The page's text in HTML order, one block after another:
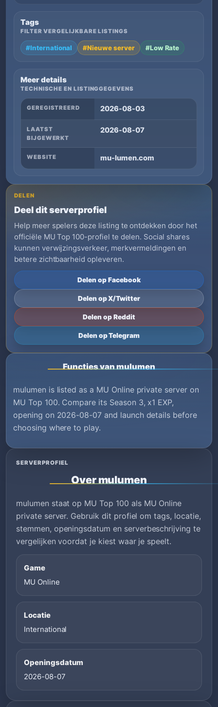
Tags
FILTER VERGELIJKBARE LISTINGS
#International #Nieuwe server #Low Rate
Meer details
TECHNISCHE EN LISTINGGEGEVENS
GEREGISTREERD 2026-08-03
LAATST
BIJGEWERKT
2026-08-07
WEBSITE mu-lumen.com
DELEN
Deel dit serverprofiel
Help meer spelers deze listing te ontdekken door het
officiële MU Top 100-profiel te delen. Social shares
kunnen verwijzingsverkeer, merkvermeldingen en
betere zichtbaarheid opleveren.
Delen op Facebook
Delen op X/Twitter
Delen op Reddit
Delen op Telegram
Functies van mulumen
mulumen is listed as a MU Online private server on
MU Top 100. Compare its Season 3, x1 EXP,
opening on 2026-08-07 and launch details before
choosing where to play.
SERVERPROFIEL
Over mulumen
mulumen staat op MU Top 100 als MU Online
private server. Gebruik dit profiel om tags, locatie,
stemmen, openingsdatum en serverbeschrijving te
vergelijken voordat je kiest waar je speelt.
Game
MU Online
Locatie
International
Openingsdatum
2026-08-07